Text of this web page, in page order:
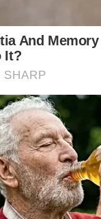
que não falta
do Palmeiras
em voltar ao
Palmeiras
Palestra no
redes sociais